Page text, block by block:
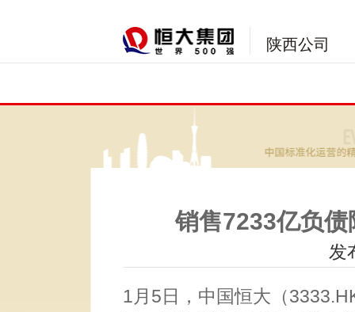
陕西公司
销售7233亿负
发
1月5日，中国恒大（